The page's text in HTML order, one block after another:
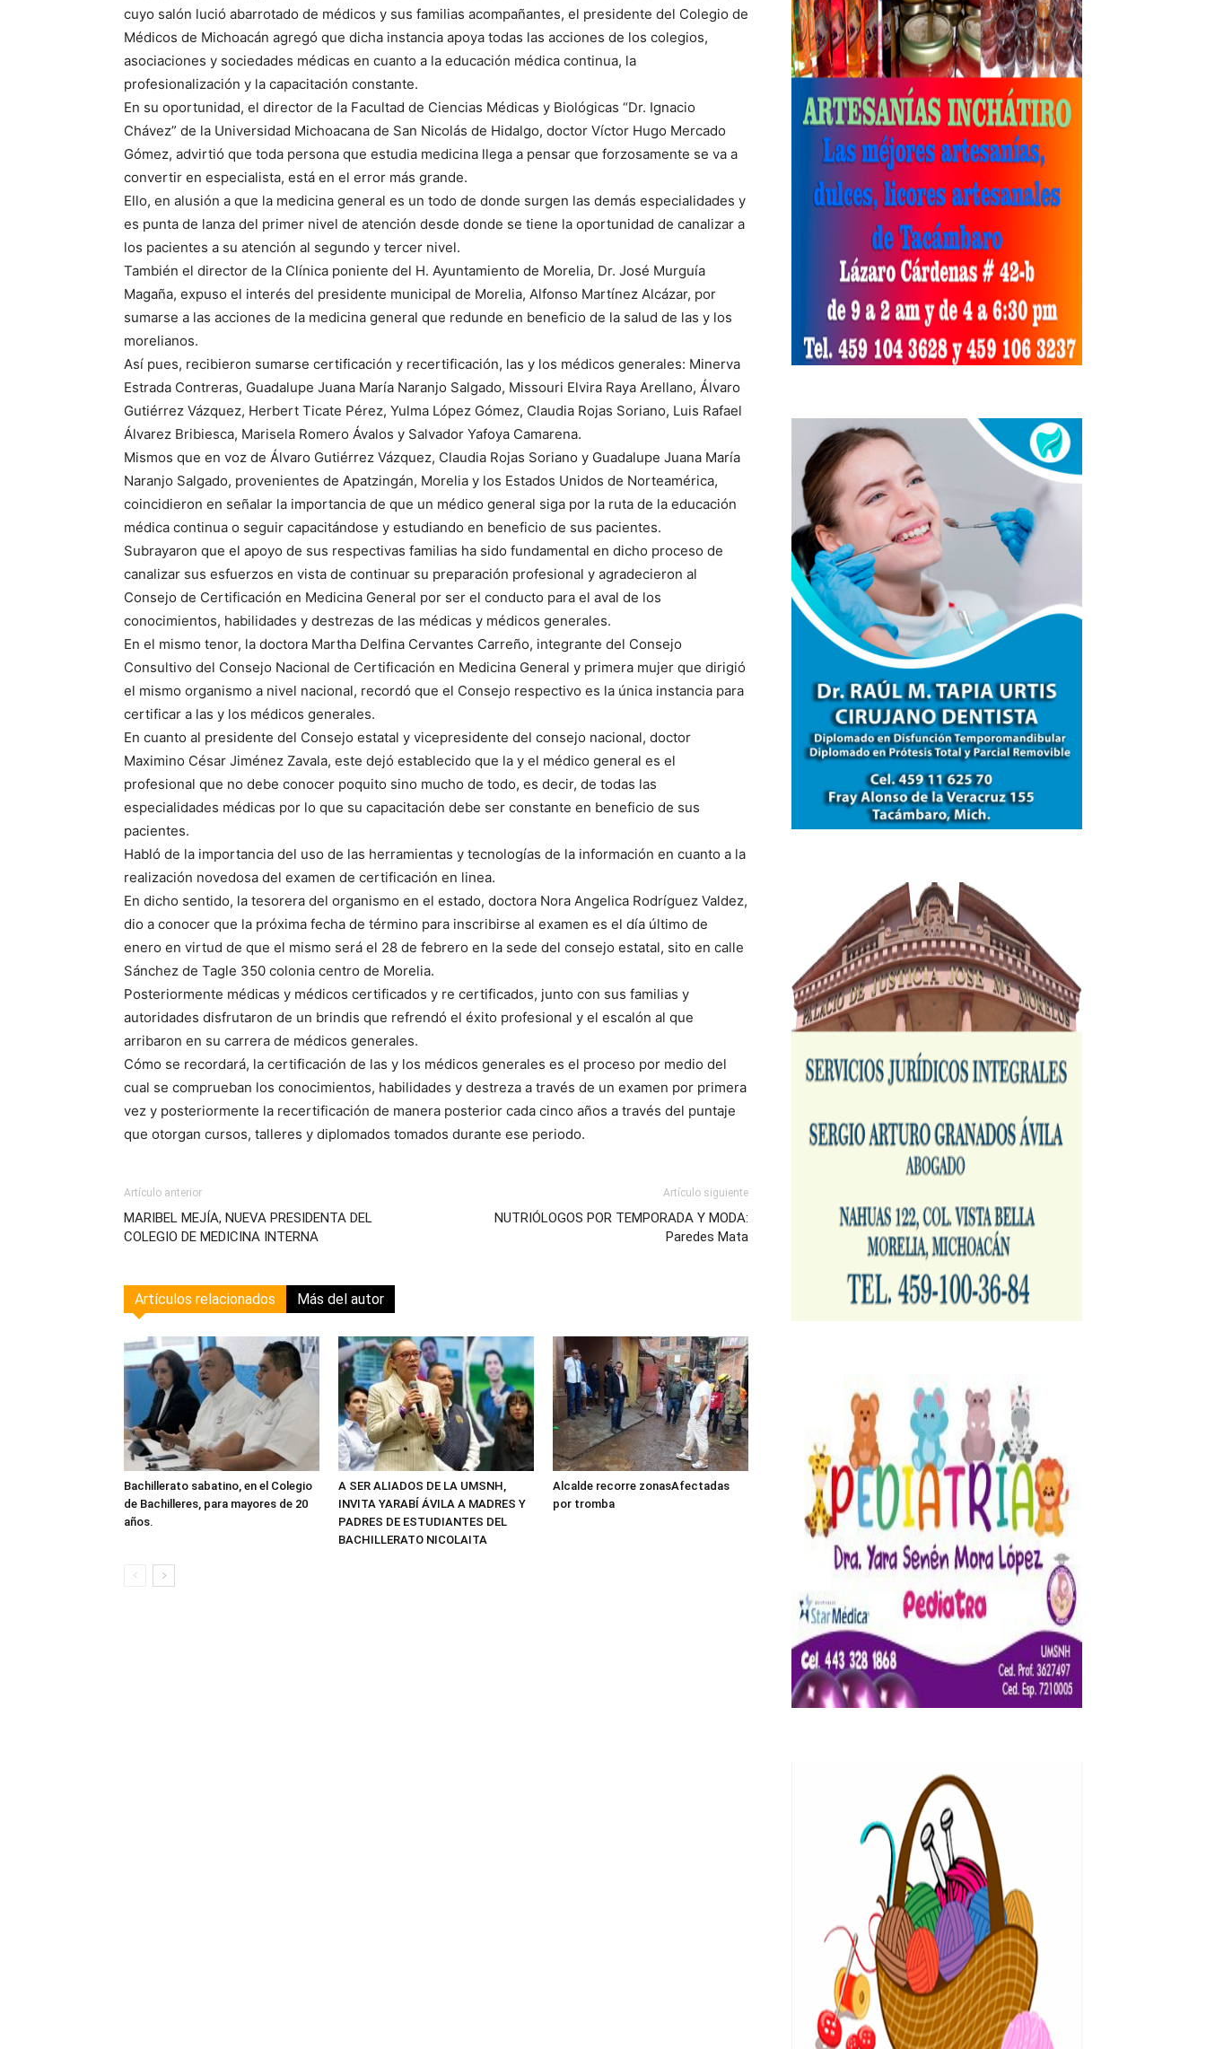
cuyo salón lució abarrotado de médicos y sus familias acompañantes, el presidente del Colegio de
Médicos de Michoacán agregó que dicha instancia apoya todas las acciones de los colegios,
asociaciones y sociedades médicas en cuanto a la educación médica continua, la
profesionalización y la capacitación constante.
En su oportunidad, el director de la Facultad de Ciencias Médicas y Biológicas “Dr. Ignacio
Chávez” de la Universidad Michoacana de San Nicolás de Hidalgo, doctor Víctor Hugo Mercado
Gómez, advirtió que toda persona que estudia medicina llega a pensar que forzosamente se va a
convertir en especialista, está en el error más grande.
Ello, en alusión a que la medicina general es un todo de donde surgen las demás especialidades y
es punta de lanza del primer nivel de atención desde donde se tiene la oportunidad de canalizar a
los pacientes a su atención al segundo y tercer nivel.
También el director de la Clínica poniente del H. Ayuntamiento de Morelia, Dr. José Murguía
Magaña, expuso el interés del presidente municipal de Morelia, Alfonso Martínez Alcázar, por
sumarse a las acciones de la medicina general que redunde en beneficio de la salud de las y los
morelianos.
Así pues, recibieron sumarse certificación y recertificación, las y los médicos generales: Minerva
Estrada Contreras, Guadalupe Juana María Naranjo Salgado, Missouri Elvira Raya Arellano, Álvaro
Gutiérrez Vázquez, Herbert Ticate Pérez, Yulma López Gómez, Claudia Rojas Soriano, Luis Rafael
Álvarez Bribiesca, Marisela Romero Ávalos y Salvador Yafoya Camarena.
Mismos que en voz de Álvaro Gutiérrez Vázquez, Claudia Rojas Soriano y Guadalupe Juana María
Naranjo Salgado, provenientes de Apatzingán, Morelia y los Estados Unidos de Norteamérica,
coincidieron en señalar la importancia de que un médico general siga por la ruta de la educación
médica continua o seguir capacitándose y estudiando en beneficio de sus pacientes.
Subrayaron que el apoyo de sus respectivas familias ha sido fundamental en dicho proceso de
canalizar sus esfuerzos en vista de continuar su preparación profesional y agradecieron al
Consejo de Certificación en Medicina General por ser el conducto para el aval de los
conocimientos, habilidades y destrezas de las médicas y médicos generales.
En el mismo tenor, la doctora Martha Delfina Cervantes Carreño, integrante del Consejo
Consultivo del Consejo Nacional de Certificación en Medicina General y primera mujer que dirigió
el mismo organismo a nivel nacional, recordó que el Consejo respectivo es la única instancia para
certificar a las y los médicos generales.
En cuanto al presidente del Consejo estatal y vicepresidente del consejo nacional, doctor
Maximino César Jiménez Zavala, este dejó establecido que la y el médico general es el
profesional que no debe conocer poquito sino mucho de todo, es decir, de todas las
especialidades médicas por lo que su capacitación debe ser constante en beneficio de sus
pacientes.
Habló de la importancia del uso de las herramientas y tecnologías de la información en cuanto a la
realización novedosa del examen de certificación en linea.
En dicho sentido, la tesorera del organismo en el estado, doctora Nora Angelica Rodríguez Valdez,
dio a conocer que la próxima fecha de término para inscribirse al examen es el día último de
enero en virtud de que el mismo será el 28 de febrero en la sede del consejo estatal, sito en calle
Sánchez de Tagle 350 colonia centro de Morelia.
Posteriormente médicas y médicos certificados y re certificados, junto con sus familias y
autoridades disfrutaron de un brindis que refrendó el éxito profesional y el escalón al que
arribaron en su carrera de médicos generales.
Cómo se recordará, la certificación de las y los médicos generales es el proceso por medio del
cual se comprueban los conocimientos, habilidades y destreza a través de un examen por primera
vez y posteriormente la recertificación de manera posterior cada cinco años a través del puntaje
que otorgan cursos, talleres y diplomados tomados durante ese periodo.
Artículo anterior
MARIBEL MEJÍA, NUEVA PRESIDENTA DEL
COLEGIO DE MEDICINA INTERNA
Artículo siguiente
NUTRIÓLOGOS POR TEMPORADA Y MODA:
Paredes Mata
Artículos relacionados Más del autor
Bachillerato sabatino, en el Colegio
de Bachilleres, para mayores de 20
años.
A SER ALIADOS DE LA UMSNH,
INVITA YARABÍ ÁVILA A MADRES Y
PADRES DE ESTUDIANTES DEL
BACHILLERATO NICOLAITA
Alcalde recorre zonasAfectadas
por tromba